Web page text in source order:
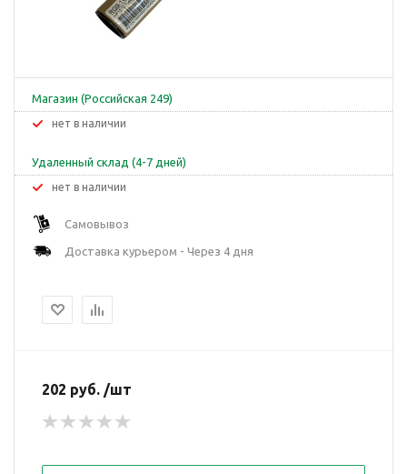
Магазин (Российская 249)
Нет в наличии
Удаленный склад (4-7 дней)
Нет в наличии
Самовывоз
Доставка курьером - Через 4 дня
202 руб. /шт